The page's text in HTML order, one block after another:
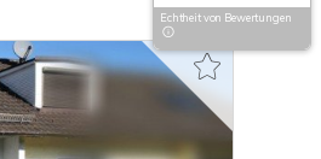
Echtheit von Bewertungen